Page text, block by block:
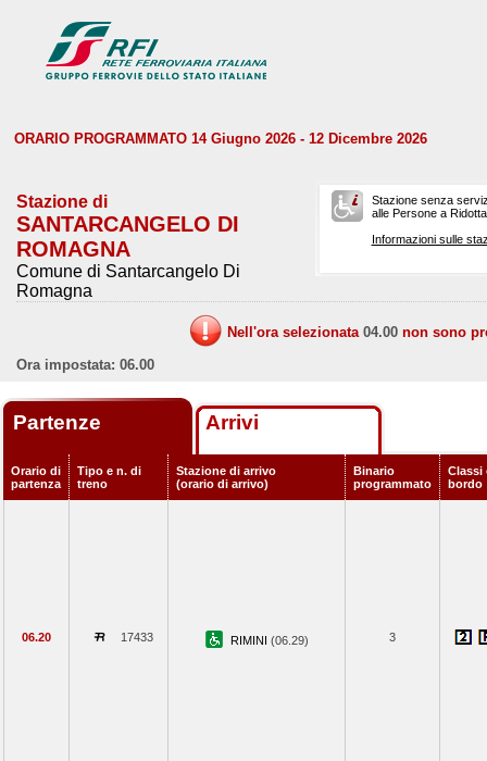
ORARIO PROGRAMMATO 14 Giugno 2026 - 12 Dicembre 2026
Stazione di
SANTARCANGELO DI
ROMAGNA
Comune di Santarcangelo Di
Romagna
Stazione senza
alle Persone a
Informazioni sulle
Nell'ora selezionata 04.00 non sono
Ora impostata: 06.00
Partenze Arrivi
Orario di
partenza
Tipo e n. di
treno
Stazione di arrivo
(orario di arrivo)
Binario
programmato
Classi
bordo
06.20 17433 RIMINI (06.29) 3